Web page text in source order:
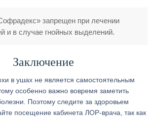
запрещен при лечении
и в случае гнойных выделений.
Заключение
в ушах не является самостоятельным
особенно важно вовремя заметить
Поэтому следите за здоровьем
посещение кабинета ЛОР-врача, так как